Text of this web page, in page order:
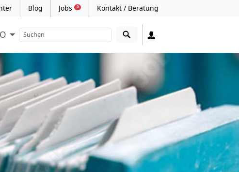
Blog Jobs 0 Kontakt / Beratung